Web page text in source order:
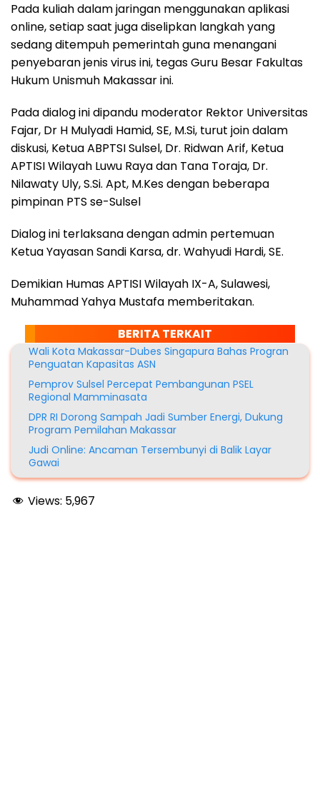
Pada kuliah dalam jaringan menggunakan aplikasi
online, setiap saat juga diselipkan langkah yang
sedang ditempuh pemerintah guna menangani
penyebaran jenis virus ini, tegas Guru Besar Fakultas
Hukum Unismuh Makassar ini.
Pada dialog ini dipandu moderator Rektor Universitas
Fajar, Dr H Mulyadi Hamid, SE, M.Si, turut join dalam
diskusi, Ketua ABPTSI Sulsel, Dr. Ridwan Arif, Ketua
APTISI Wilayah Luwu Raya dan Tana Toraja, Dr.
Nilawaty Uly, S.Si. Apt, M.Kes dengan beberapa
pimpinan PTS se-Sulsel
Dialog ini terlaksana dengan admin pertemuan
Ketua Yayasan Sandi Karsa, dr. Wahyudi Hardi, SE.
Demikian Humas APTISI Wilayah IX-A, Sulawesi,
Muhammad Yahya Mustafa memberitakan.
BERITA TERKAIT
Wali Kota Makassar-Dubes Singapura Bahas Progran
Penguatan Kapasitas ASN
Pemprov Sulsel Percepat Pembangunan PSEL
Regional Mamminasata
DPR RI Dorong Sampah Jadi Sumber Energi, Dukung
Program Pemilahan Makassar
Judi Online: Ancaman Tersembunyi di Balik Layar
Gawai
Views: 5,967